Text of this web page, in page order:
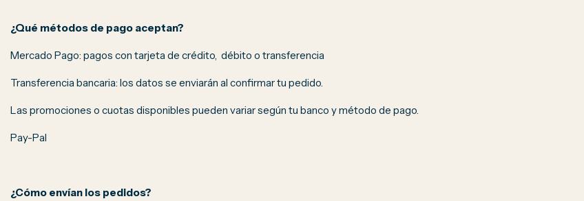
¿Qué métodos de pago aceptan?
Mercado Pago: pagos con tarjeta de crédito, débito o transferencia
Transferencia bancaria: los datos se enviarán al confirmar tu pedido.
Las promociones o cuotas disponibles pueden variar según tu banco y método de pago.
Pay-Pal
¿Cómo envían los pedidos?